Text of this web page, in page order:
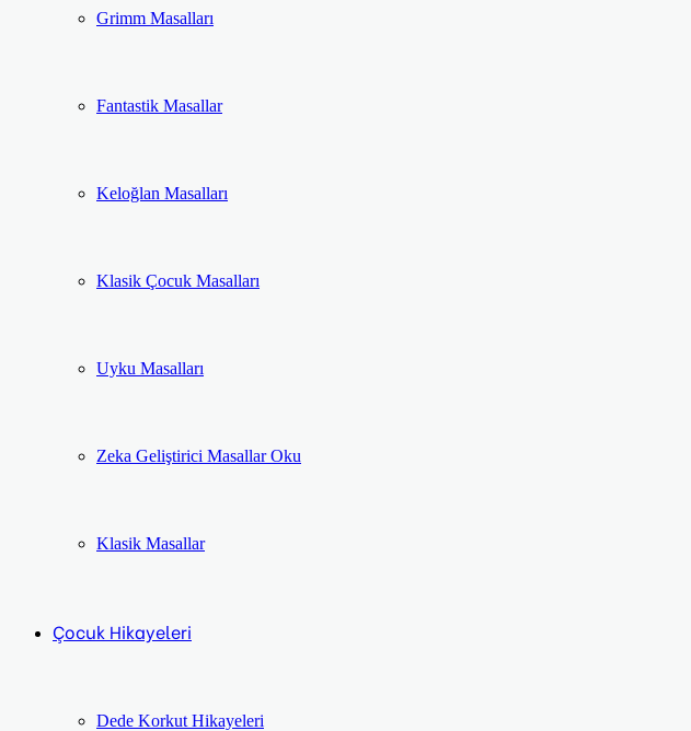
Grimm Masalları
Fantastik Masallar
Keloğlan Masalları
Klasik Çocuk Masalları
Uyku Masalları
Zeka Geliştirici Masallar Oku
Klasik Masallar
Çocuk Hikayeleri
Dede Korkut Hikayeleri